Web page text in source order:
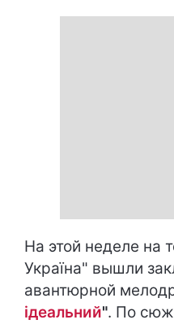
На этой неделе на
Україна" вышли
авантюрной
ідеальний". По